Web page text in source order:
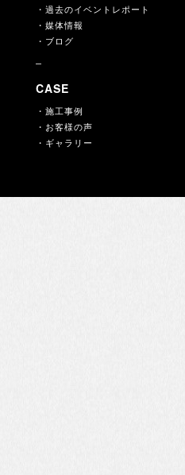
・過去のイベントレポート
・媒体情報
・ブログ
CASE
・施工事例
・お客様の声
・ギャラリー